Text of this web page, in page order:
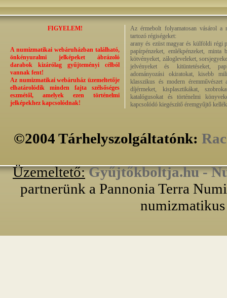
FIGYELEM!
A numizmatikai webáruházban található,
önkényuralmi jelképeket ábrázoló
darabok kizárólag gyűjteményi célból
vannak fent!
Az numizmatikai webáruház üzemeltetője
elhatárolódik minden fajta szélsőséges
eszmétől, amelyek ezen történelmi
jelképekhez kapcsolódnak!
Az érmebolt folyamatosan vásárol a
tartozó régiségeket:
arany és ezüst magyar és külföldi régi
papírpénzeket, emlékpénzeket, minta
kötvényeket, zálogleveleket,
jelvényeket és kitüntetéseket,
adományozási okiratokat, kisebb
klasszikus és modern éremművészet
díjérmeket, kisplasztikákat,
katalógusokat és történelmi
kapcsolódó kiegészítő éremgyűjtő
©2004 Tárhelyszolgáltatónk:
Üzemeltető: Gyűjtőkboltja.hu -
partnerünk a Pannonia Terra
numizmatikus